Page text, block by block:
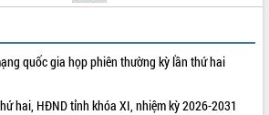
quốc gia họp phiên thường kỳ lần thứ hai
hai, HĐND tỉnh khóa XI, nhiệm kỳ 2026-2031